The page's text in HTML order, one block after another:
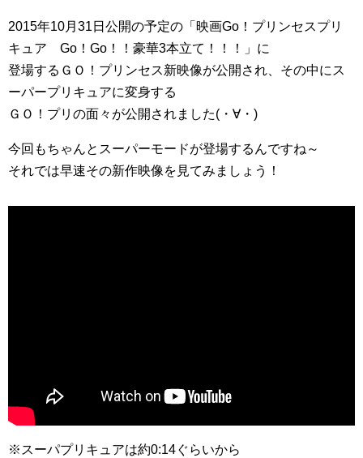
2015年10月31日公開の予定の「映画Go！プリンセスプリ
キュア Go！Go！！豪華3本立て！！！」に
登場するＧＯ！プリンセス新映像が公開され、その中にス
ーパープリキュアに変身する
ＧＯ！プリの面々が公開されました(・∀・)
今回もちゃんとスーパーモードが登場するんですね～
それでは早速その新作映像を見てみましょう！
※スーパプリキュアは約0:14ぐらいから